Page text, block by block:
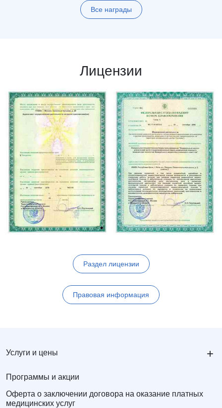
Все награды
Лицензии
Раздел лицензии
Правовая информация
Услуги и цены +
Программы и акции
Оферта о заключении договора на оказание платных
медицинских услуг